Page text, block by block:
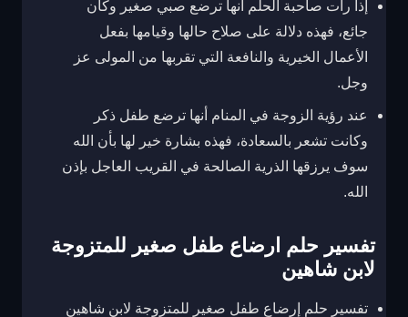
إذا رأت صاحبة الحلم أنها ترضع صبي صغير وكان
جائع، فهذه دلالة على صلاح حالها وقيامها بفعل
الأعمال الخيرية والنافعة التي تقربها من المولى عز
وجل.
عند رؤية الزوجة في المنام أنها ترضع طفل ذكر
وكانت تشعر بالسعادة، فهذه بشارة خير لها بأن الله
سوف يرزقها الذرية الصالحة في القريب العاجل بإذن
الله.
تفسير حلم ارضاع طفل صغير للمتزوجة
لابن شاهين
تفسير حلم إرضاع طفل صغير للمتزوجة لابن شاهين